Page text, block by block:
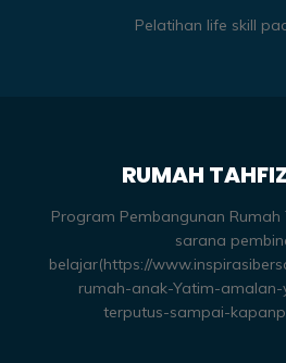
Pelatihan life skill
RUMAH
Program Pembangunan
sarana
belajar(https://
rumah-anak-Yatim-
terputus-sampai-